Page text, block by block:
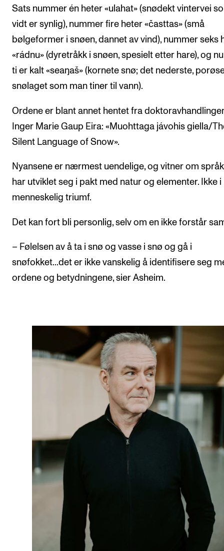
Sats nummer én heter «ulahat» (snødekt vintervei
vidt er synlig), nummer fire heter «časttas» (små
bølgeformer i snøen, dannet av vind), nummer seks
«rádnu» (dyretråkk i snøen, spesielt etter hare), og
ti er kalt «seaŋaš» (kornete snø; det nederste,
snølaget som man tiner til vann).
Ordene er blant annet hentet fra
Inger Marie Gaup Eira: «Muohttaga jávohis giella/
Silent Language of Snow».
Nyansene er nærmest uendelige, og vitner om
har utviklet seg i pakt med natur og elementer. Ikke i
menneskelig triumf.
Det kan fort bli personlig, selv om en ikke forstår
– Følelsen av å ta i snø og vasse i snø og gå i
snøfokket...det er ikke vanskelig å identifisere seg
ordene og betydningene, sier Asheim.